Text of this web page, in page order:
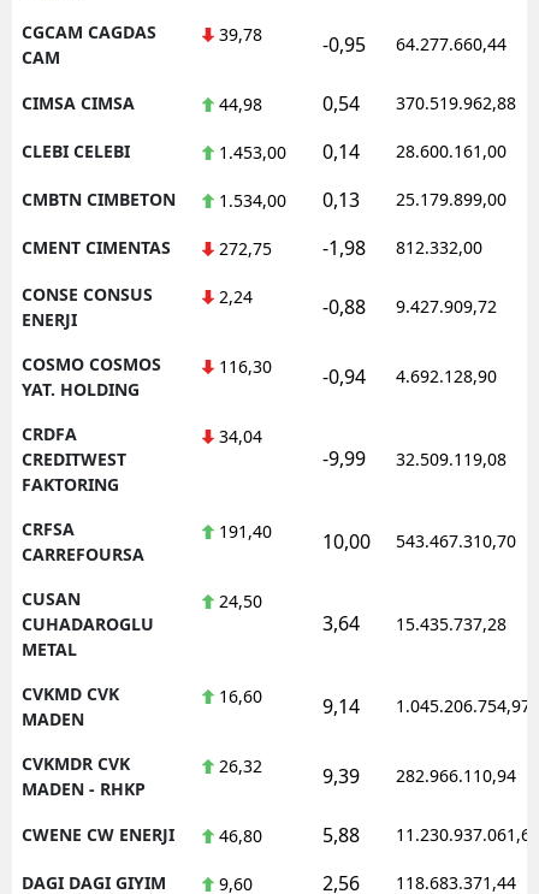
CGCAM CAGDAS
CAM
39,78 -0,95 64.277.660,44
CIMSA CIMSA 44,98 0,54 370.519.962,88
CLEBI CELEBI 1.453,00 0,14 28.600.161,00
CMBTN CIMBETON 1.534,00 0,13 25.179.899,00
CMENT CIMENTAS 272,75 -1,98 812.332,00
CONSE CONSUS
ENERJI
2,24 -0,88 9.427.909,72
COSMO COSMOS
YAT. HOLDING
116,30 -0,94 4.692.128,90
CRDFA
CREDITWEST
FAKTORING
34,04
-9,99 32.509.119,08
CRFSA
CARREFOURSA
191,40 10,00 543.467.310,70
CUSAN
CUHADAROGLU
METAL
24,50
3,64 15.435.737,28
CVKMD CVK
MADEN
16,60 9,14 1.045.206.754,97
CVKMDR CVK
MADEN - RHKP
26,32 9,39 282.966.110,94
CWENE CW ENERJI 46,80 5,88 11.230.937.061,62
DAGI DAGI GIYIM 9,60 2,56 118.683.371,44